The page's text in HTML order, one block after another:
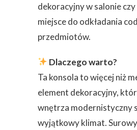
dekoracyjny w salonie
miejsce do odkładania
przedmiotów.
Dlaczego warto?
Ta konsola to więcej niż
element dekoracyjny,
wnętrza modernistyczny
wyjątkowy klimat.